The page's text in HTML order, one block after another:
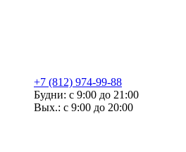
+7 (812) 974-99-88
Будни: с 9:00 до 21:00
Вых.: с 9:00 до 20:00